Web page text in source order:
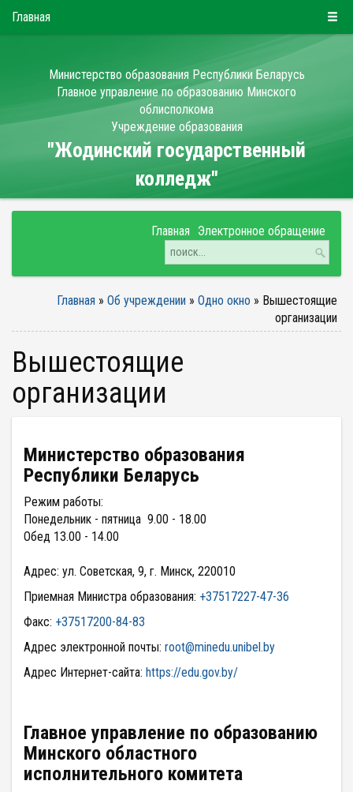
Четверг, 6 августа 2026 ENG
Министерство образования Республики Беларусь
Главное управление по образованию Минского
облисполкома
Учреждение образования
"Жодинский государственный
колледж"
Главная Электронное обращение
Главная » Об учреждении » Одно окно » Вышестоящие
организации
Вышестоящие
организации
Министерство образования
Республики Беларусь
Режим работы:
Понедельник - пятница 9.00 - 18.00
Обед 13.00 - 14.00
Адрес: ул. Советская, 9, г. Минск, 220010
Приемная Министра образования: +37517227-47-36
Факс: +37517200-84-83
Адрес электронной почты: root@minedu.unibel.by
Адрес Интернет-сайта: https://edu.gov.by/
Главное управление по образованию
Минского областного
исполнительного комитета
Главная